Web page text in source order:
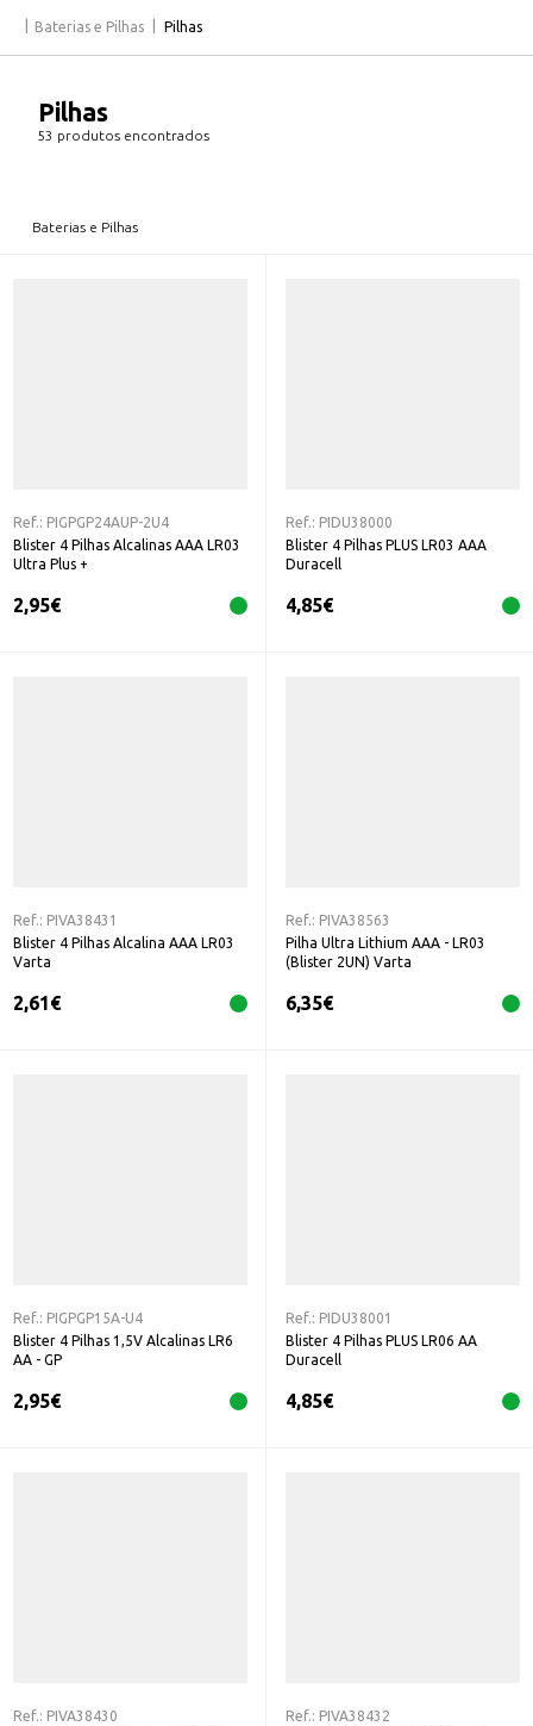
Baterias e Pilhas Pilhas
Pilhas
53 produtos encontrados
Baterias e Pilhas
Ref.: PIGPGP24AUP-2U4
Blister 4 Pilhas Alcalinas AAA LR03
Ultra Plus +
2,95€
Ref.: PIDU38000
Blister 4 Pilhas PLUS LR03 AAA
Duracell
4,85€
Ref.: PIVA38431
Blister 4 Pilhas Alcalina AAA LR03
Varta
2,61€
Ref.: PIVA38563
Pilha Ultra Lithium AAA - LR03
(Blister 2UN) Varta
6,35€
Ref.: PIGPGP15A-U4
Blister 4 Pilhas 1,5V Alcalinas LR6
AA - GP
2,95€
Ref.: PIDU38001
Blister 4 Pilhas PLUS LR06 AA
Duracell
4,85€
Ref.: PIVA38430
Ref.: PIVA38432